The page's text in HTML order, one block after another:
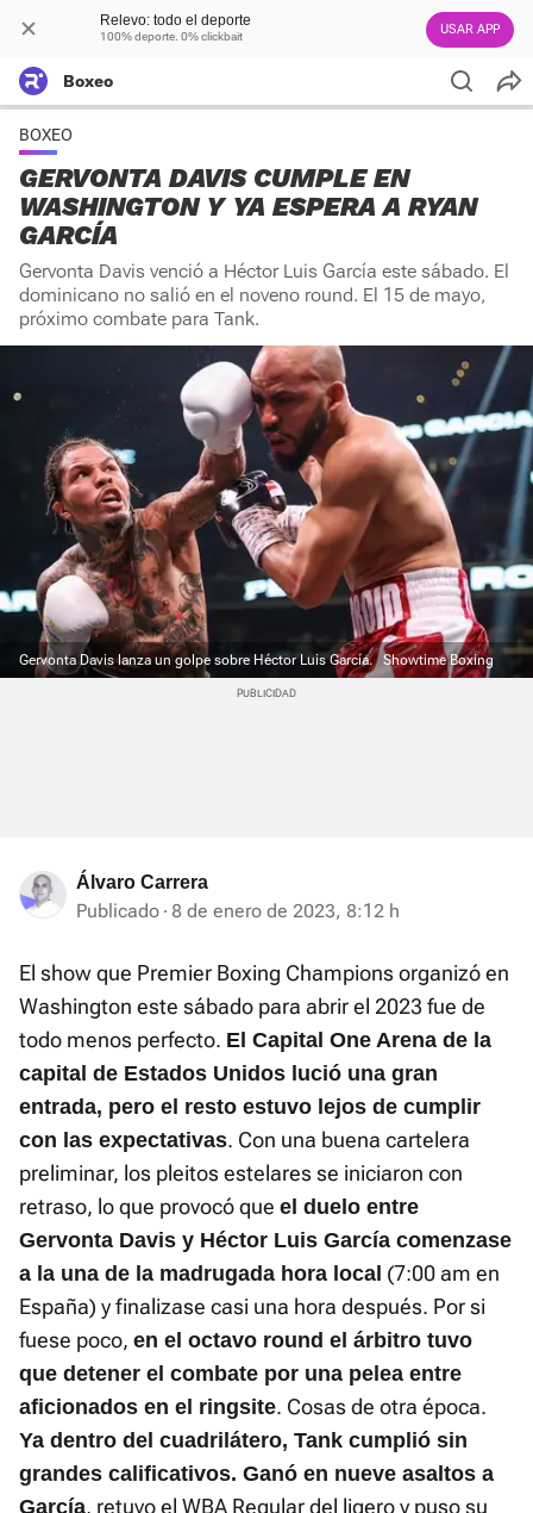
Relevo: todo el deporte
100% deporte. 0% clickbait USAR APP
Boxeo
BOXEO
GERVONTA DAVIS CUMPLE EN
WASHINGTON Y YA ESPERA A RYAN
GARCÍA
Gervonta Davis venció a Héctor Luis García este sábado. El
dominicano no salió en el noveno round. El 15 de mayo,
próximo combate para Tank.
Gervonta Davis lanza un golpe sobre Héctor Luis García. Showtime Boxing
Álvaro Carrera
Publicado 8 de enero de 2023, 8:12 h
El show que Premier Boxing Champions organizó en
Washington este sábado para abrir el 2023 fue de
todo menos perfecto. El Capital One Arena de la
capital de Estados Unidos lució una gran
entrada, pero el resto estuvo lejos de cumplir
con las expectativas. Con una buena cartelera
preliminar, los pleitos estelares se iniciaron con
retraso, lo que provocó que el duelo entre
Gervonta Davis y Héctor Luis García comenzase
a la una de la madrugada hora local (7:00 am en
España) y finalizase casi una hora después. Por si
fuese poco, en el octavo round el árbitro tuvo
que detener el combate por una pelea entre
aficionados en el ringsite. Cosas de otra época.
Ya dentro del cuadrilátero, Tank cumplió sin
grandes calificativos. Ganó en nueve asaltos a
García, retuvo el WBA Regular del ligero y puso su